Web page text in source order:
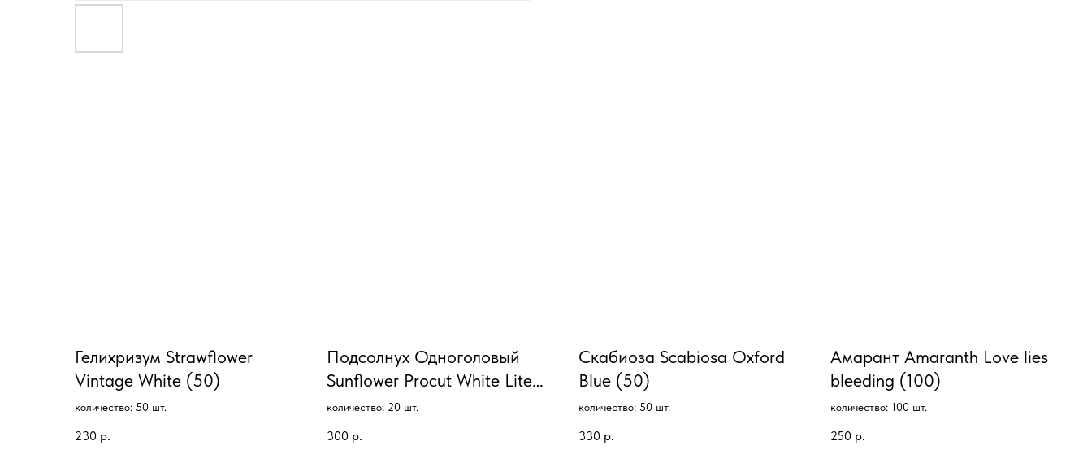
Гелихризум Strawflower
Vintage White (50)
количество: 50 шт.
230 р.
Подсолнух Одноголовый
Sunflower Procut White Lite
F1 (20)
количество: 20 шт.
300 р.
Скабиоза Scabiosa Oxford
Blue (50)
количество: 50 шт.
330 р.
Амарант Amaranth Love lies
bleeding (100)
количество: 100 шт.
250 р.